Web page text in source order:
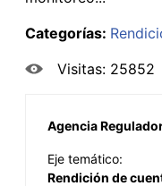
Categorías:
Visitas: 25852
Agencia
Eje temático:
Rendición de